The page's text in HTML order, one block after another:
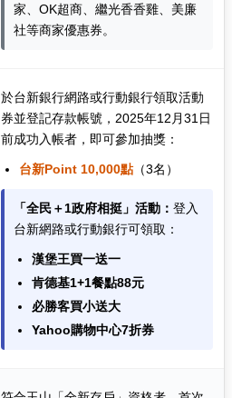
家、OK超商、繼光香香雞、美廉
社等商家優惠券。
於台新銀行網路或行動銀行領取活動
券並登記存款帳號，2025年12月31日
前成功入帳者，即可參加抽獎：
台新Point 10,000點（3名）
「全民＋1政府相挺」活動： 登入
台新網路或行動銀行可領取：
漢堡王買一送一
肯德基1+1餐點88元
必勝客買小送大
Yahoo購物中心7折券